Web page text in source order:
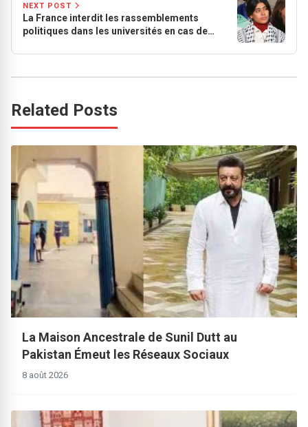
NEXT POST
La France interdit les rassemblements
politiques dans les universités en cas de
Related Posts
La Maison Ancestrale de Sunil Dutt au
Pakistan Émeut les Réseaux Sociaux
8 août 2026